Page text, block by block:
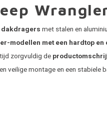
dakdragers met stalen en
modellen met een hardtop
zorgvuldig de
veilige montage en een stabiele